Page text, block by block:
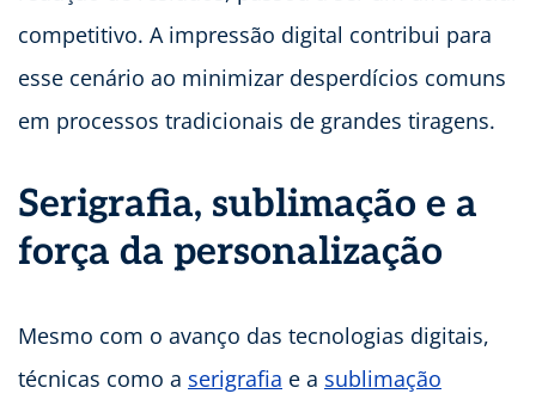
competitivo. A impressão digital contribui para
esse cenário ao minimizar desperdícios comuns
em processos tradicionais de grandes tiragens.
Serigrafia, sublimação e a
força da personalização
Mesmo com o avanço das tecnologias digitais,
técnicas como a serigrafia e a sublimação